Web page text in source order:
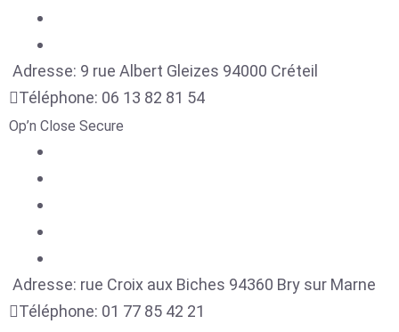
Adresse: 9 rue Albert Gleizes 94000 Créteil
Téléphone: 06 13 82 81 54
Op’n Close Secure
Adresse: rue Croix aux Biches 94360 Bry sur Marne
Téléphone: 01 77 85 42 21